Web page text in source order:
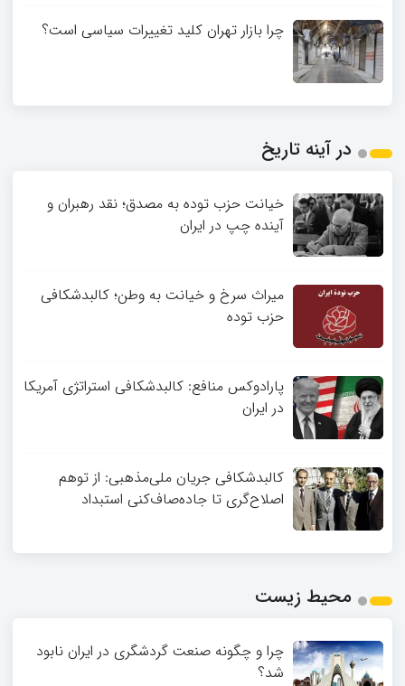
چرا بازار تهران کلید تغییرات سیاسی است؟
در آینه تاریخ
خیانت حزب توده به مصدق؛ نقد رهبران و
آینده چپ در ایران
میراث سرخ و خیانت به وطن؛ کالبدشکافی
حزب توده
پارادوکس منافع: کالبدشکافی استراتژی آمریکا
در ایران
کالبدشکافی جریان ملی‌مذهبی: از توهم
اصلاح‌گری تا جاده‌صاف‌کنی استبداد
محیط زیست
چرا و چگونه صنعت گردشگری در ایران نابود
شد؟